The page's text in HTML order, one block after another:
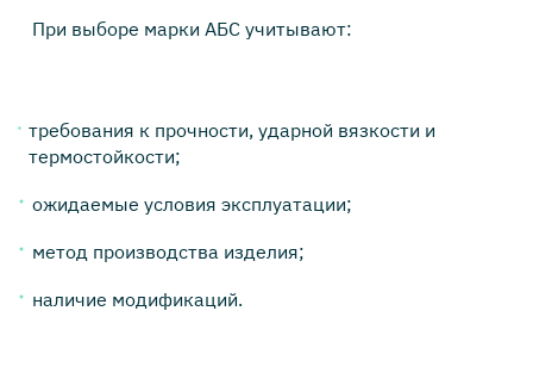
При выборе марки АБС учитывают:
требования к прочности, ударной вязкости и
термостойкости;
ожидаемые условия эксплуатации;
метод производства изделия;
наличие модификаций.